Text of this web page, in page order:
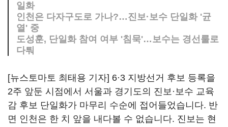
일화
인천은 다자구도로 가나?…진보·보수 단일화 '균
열' 중
도성훈, 단일화 참여 여부 '침묵'…보수는 경선룰로
다퉈
[뉴스토마토 최태용 기자] 6·3 지방선거 후보 등록을
2주 앞둔 시점에서 서울과 경기도의 진보·보수 교육
감 후보 단일화가 마무리 수순에 접어들었습니다. 반
면 인천은 한 치 앞을 내다볼 수 없습니다. 진보는 현